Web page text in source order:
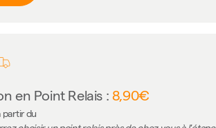
en Point Relais : 8,90€
partir du